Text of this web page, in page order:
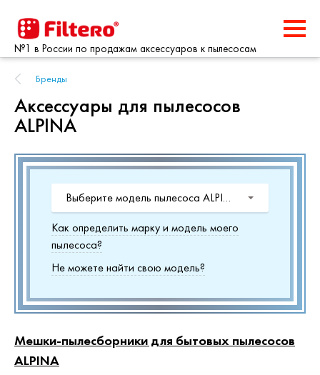
№1 в России по продажам аксессуаров к пылесосам
Бренды
Аксессуары для пылесосов
ALPINA
Выберите модель пылесоса ALPINA
Как определить марку и модель моего
пылесоса?
Не можете найти свою модель?
Мешки-пылесборники для бытовых пылесосов
ALPINA